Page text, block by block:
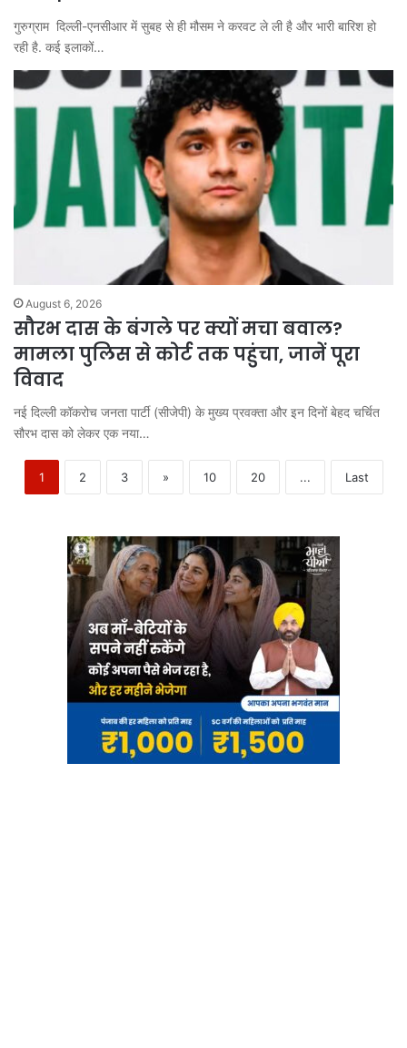
गुरुग्राम दिल्ली-एनसीआर में सुबह से ही मौसम ने करवट ले ली है और भारी बारिश हो
रही है. कई इलाकों…
August 6, 2026
सौरभ दास के बंगले पर क्यों मचा बवाल?
मामला पुलिस से कोर्ट तक पहुंचा, जानें पूरा
विवाद
नई दिल्ली कॉकरोच जनता पार्टी (सीजेपी) के मुख्य प्रवक्ता और इन दिनों बेहद चर्चित
सौरभ दास को लेकर एक नया…
1 2 3 » 10 20 ... Last